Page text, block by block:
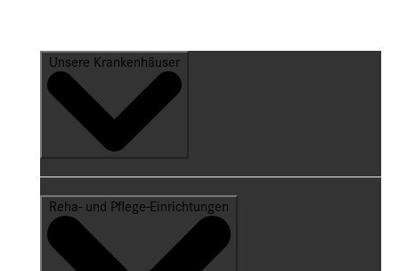
Unsere Krankenhäuser
Reha- und Pflege-Einrichtungen